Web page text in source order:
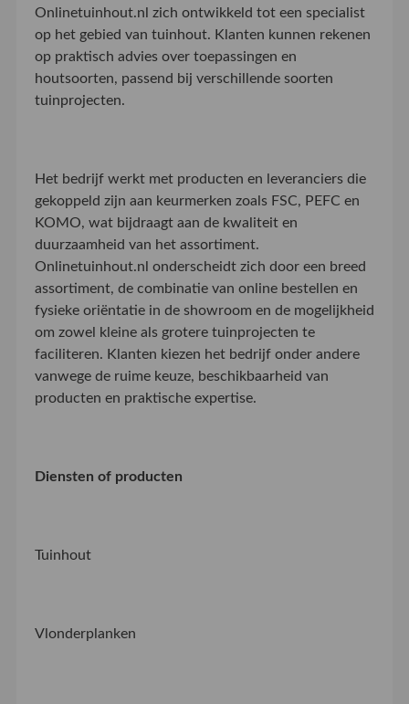
Onlinetuinhout.nl zich ontwikkeld tot een specialist
op het gebied van tuinhout. Klanten kunnen rekenen
op praktisch advies over toepassingen en
houtsoorten, passend bij verschillende soorten
tuinprojecten.
Het bedrijf werkt met producten en leveranciers die
gekoppeld zijn aan keurmerken zoals FSC, PEFC en
KOMO, wat bijdraagt aan de kwaliteit en
duurzaamheid van het assortiment.
Onlinetuinhout.nl onderscheidt zich door een breed
assortiment, de combinatie van online bestellen en
fysieke oriëntatie in de showroom en de mogelijkheid
om zowel kleine als grotere tuinprojecten te
faciliteren. Klanten kiezen het bedrijf onder andere
vanwege de ruime keuze, beschikbaarheid van
producten en praktische expertise.
Diensten of producten
Tuinhout
Vlonderplanken